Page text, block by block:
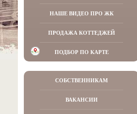
НАШЕ ВИДЕО ПРО ЖК
ПРОДАЖА КОТТЕДЖЕЙ
ПОДБОР ПО КАРТЕ
СОБСТВЕННИКАМ
ВАКАНСИИ